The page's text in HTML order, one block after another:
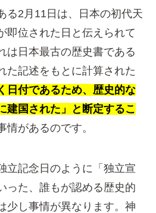
る2月11日は、日本の初代天
即位された日と伝えられて
は日本最古の歴史書である
た記述をもとに計算された
日付であるため、歴史的な
建国された」と断定するこ
情があるのです。
立記念日のように「独立宣
った、誰もが認める歴史的
少し事情が異なります。神